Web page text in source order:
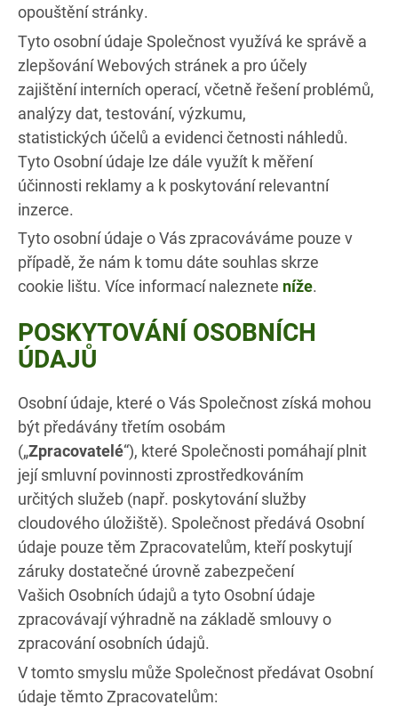
opouštění stránky.
Tyto osobní údaje Společnost využívá ke správě a
zlepšování Webových stránek a pro účely
zajištění interních operací, včetně řešení problémů,
analýzy dat, testování, výzkumu,
statistických účelů a evidenci četnosti náhledů.
Tyto Osobní údaje lze dále využít k měření
účinnosti reklamy a k poskytování relevantní
inzerce.
Tyto osobní údaje o Vás zpracováváme pouze v
případě, že nám k tomu dáte souhlas skrze
cookie lištu. Více informací naleznete níže.
POSKYTOVÁNÍ OSOBNÍCH
ÚDAJŮ
Osobní údaje, které o Vás Společnost získá mohou
být předávány třetím osobám
(„Zpracovatelé“), které Společnosti pomáhají plnit
její smluvní povinnosti zprostředkováním
určitých služeb (např. poskytování služby
cloudového úložiště). Společnost předává Osobní
údaje pouze těm Zpracovatelům, kteří poskytují
záruky dostatečné úrovně zabezpečení
Vašich Osobních údajů a tyto Osobní údaje
zpracovávají výhradně na základě smlouvy o
zpracování osobních údajů.
V tomto smyslu může Společnost předávat Osobní
údaje těmto Zpracovatelům: